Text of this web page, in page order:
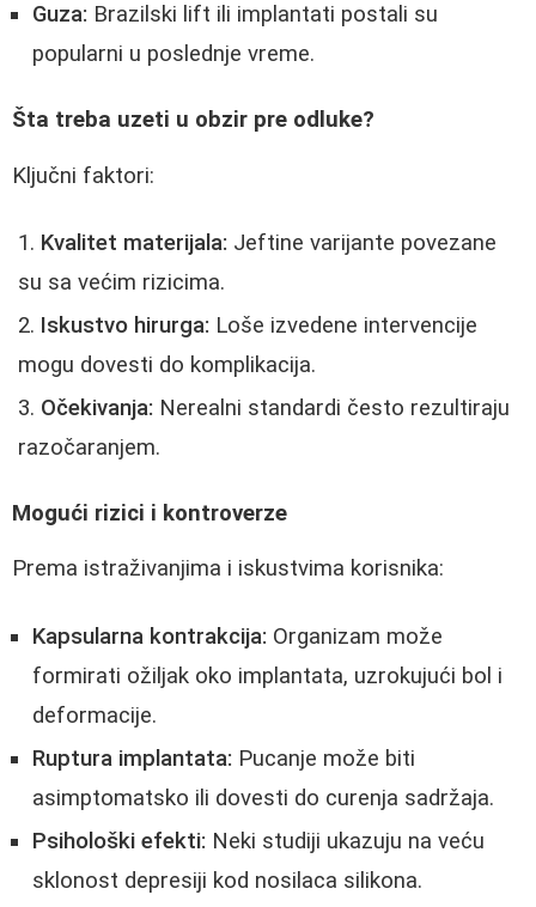
Guza: Brazilski lift ili implantati postali su
popularni u poslednje vreme.
Šta treba uzeti u obzir pre odluke?
Ključni faktori:
Kvalitet materijala: Jeftine varijante povezane
su sa većim rizicima.
Iskustvo hirurga: Loše izvedene intervencije
mogu dovesti do komplikacija.
Očekivanja: Nerealni standardi često rezultiraju
razočaranjem.
Mogući rizici i kontroverze
Prema istraživanjima i iskustvima korisnika:
Kapsularna kontrakcija: Organizam može
formirati ožiljak oko implantata, uzrokujući bol i
deformacije.
Ruptura implantata: Pucanje može biti
asimptomatsko ili dovesti do curenja sadržaja.
Psihološki efekti: Neki studiji ukazuju na veću
sklonost depresiji kod nosilaca silikona.